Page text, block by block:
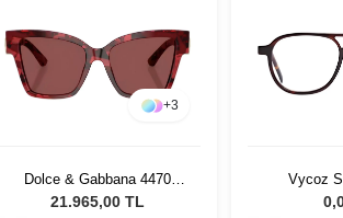
+3
Dolce & Gabbana 4470
34637554 Kadın Güneş
21.965,00 TL
Vycoz